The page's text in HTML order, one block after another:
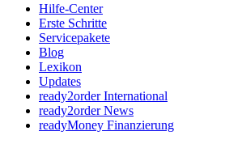
Hilfe-Center
Erste Schritte
Servicepakete
Blog
Lexikon
Updates
ready2order International
ready2order News
readyMoney Finanzierung